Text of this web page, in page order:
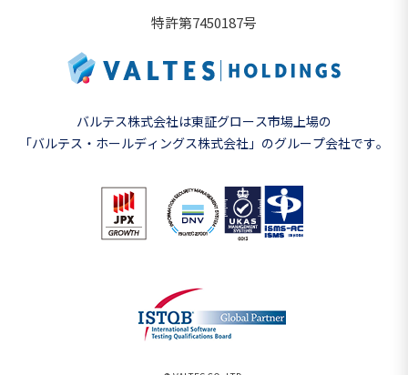
特許第7450187号
バルテス株式会社は東証グロース市場上場の
「バルテス・ホールディングス株式会社」のグループ会社です。